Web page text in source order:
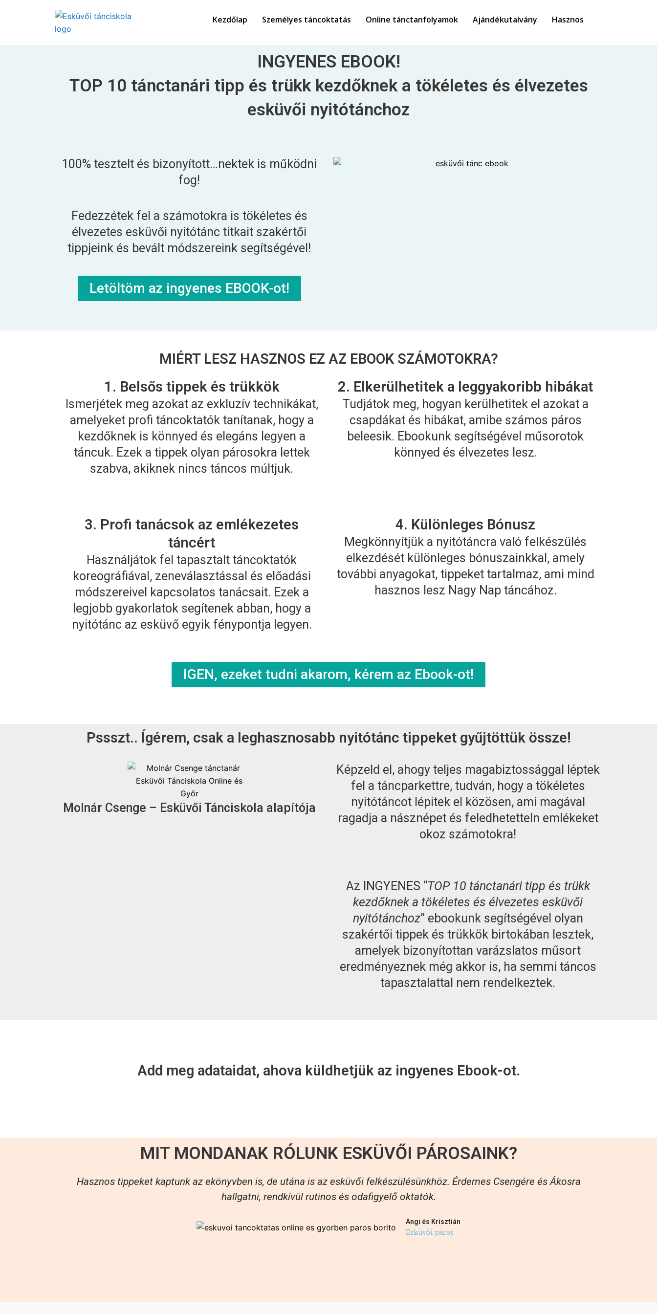
Kezdőlap Személyes táncoktatás Online tánctanfolyamok Ajándékutalvány Hasznos
INGYENES EBOOK!
TOP 10 tánctanári tipp és trükk kezdőknek a tökéletes és élvezetes
esküvői nyitótánchoz
100% tesztelt és bizonyított…nektek is működni
fog!
Fedezzétek fel a számotokra is tökéletes és
élvezetes esküvői nyitótánc titkait szakértői
tippjeink és bevált módszereink segítségével!
Letöltöm az ingyenes EBOOK-ot!
MIÉRT LESZ HASZNOS EZ AZ EBOOK SZÁMOTOKRA?
1. Belsős tippek és trükkök
Ismerjétek meg azokat az exkluzív technikákat,
amelyeket profi táncoktatók tanítanak, hogy a
kezdőknek is könnyed és elegáns legyen a
táncuk. Ezek a tippek olyan párosokra lettek
szabva, akiknek nincs táncos múltjuk.
2. Elkerülhetitek a leggyakoribb hibákat
Tudjátok meg, hogyan kerülhetitek el azokat a
csapdákat és hibákat, amibe számos páros
beleesik. Ebookunk segítségével műsorotok
könnyed és élvezetes lesz.
3. Profi tanácsok az emlékezetes
táncért
Használjátok fel tapasztalt táncoktatók
koreográfiával, zeneválasztással és előadási
módszereivel kapcsolatos tanácsait. Ezek a
legjobb gyakorlatok segítenek abban, hogy a
nyitótánc az esküvő egyik fénypontja legyen.
4. Különleges Bónusz
Megkönnyítjük a nyitótáncra való felkészülés
elkezdését különleges bónuszainkkal, amely
további anyagokat, tippeket tartalmaz, ami mind
hasznos lesz Nagy Nap táncához.
IGEN, ezeket tudni akarom, kérem az Ebook-ot!
Pssszt.. Ígérem, csak a leghasznosabb nyitótánc tippeket gyűjtöttük össze!
Molnár Csenge – Esküvői Tánciskola alapítója
Képzeld el, ahogy teljes magabiztossággal léptek
fel a táncparkettre, tudván, hogy a tökéletes
nyitótáncot lépitek el közösen, ami magával
ragadja a násznépet és feledhetetteln emlékeket
okoz számotokra!
Az INGYENES “TOP 10 tánctanári tipp és trükk
kezdőknek a tökéletes és élvezetes esküvői
nyitótánchoz” ebookunk segítségével olyan
szakértői tippek és trükkök birtokában lesztek,
amelyek bizonyítottan varázslatos műsort
eredményeznek még akkor is, ha semmi táncos
tapasztalattal nem rendelkeztek.
Add meg adataidat, ahova küldhetjük az ingyenes Ebook-ot.
MIT MONDANAK RÓLUNK ESKÜVŐI PÁROSAINK?
Hasznos tippeket kaptunk az ekönyvben is, de utána is az esküvői felkészülésünkhöz. Érdemes Csengére és Ákosra
hallgatni, rendkívül rutinos és odafigyelő oktatók.
Angi és Krisztián
Esküvői páros